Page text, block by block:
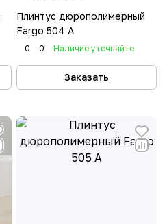
Плинтус дюрополимерный
Fargo 504 А
0 0 Наличие уточняйте
Заказать